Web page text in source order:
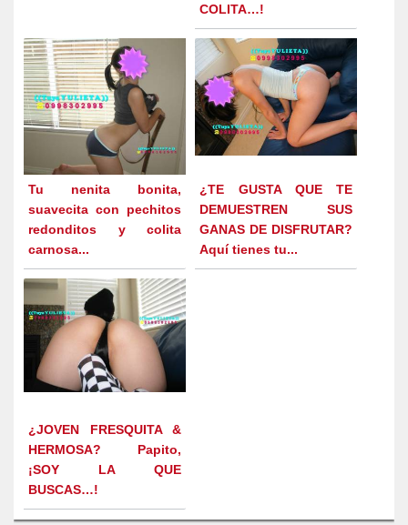
COLITA…!
Tu nenita bonita,
suavecita con pechitos
redonditos y colita
carnosa...
¿TE GUSTA QUE TE
DEMUESTREN SUS
GANAS DE DISFRUTAR?
Aquí tienes tu...
¿JOVEN FRESQUITA &
HERMOSA? Papito,
¡SOY LA QUE
BUSCAS…!